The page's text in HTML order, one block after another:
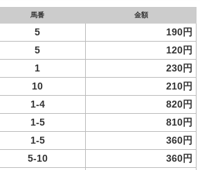
馬番 金額
5 190円
5
120円
1
230円
10
210円
1-4
820円
1-5 810円
1-5
360円
5-10
360円